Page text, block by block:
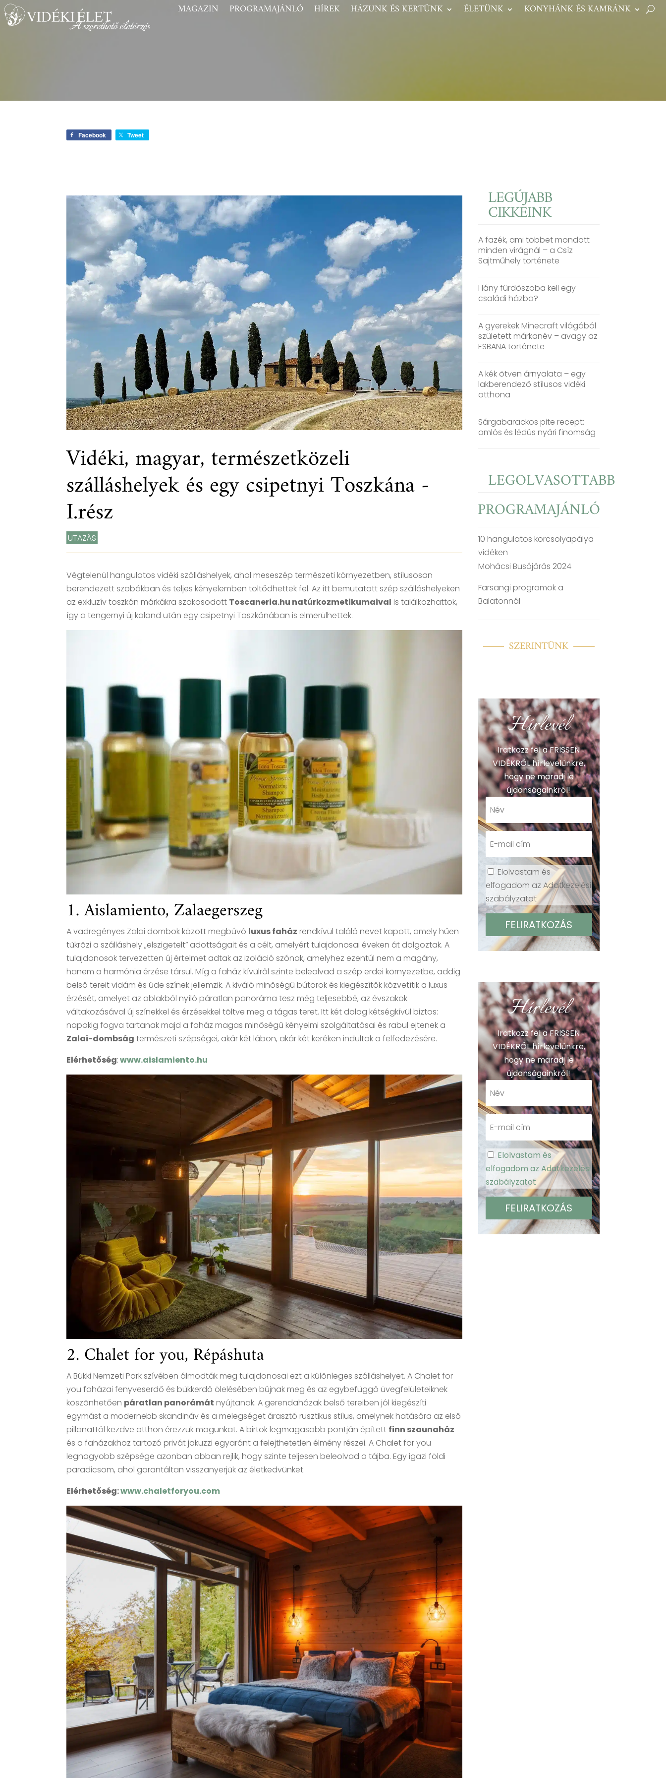
MAGAZIN PROGRAMAJÁNLÓ HÍREK HÁZUNK ÉS KERTÜNK ÉLETÜNK KONYHÁNK ÉS KAMRÁNK
Facebook Tweet
Vidéki, magyar, természetközeli
szálláshelyek és egy csipetnyi Toszkána -
I.rész
UTAZÁS
Végtelenül hangulatos vidéki szálláshelyek, ahol meseszép természeti környezetben, stílusosan
berendezett szobákban és teljes kényelemben töltődhettek fel. Az itt bemutatott szép szálláshelyeken
az exkluzív toszkán márkákra szakosodott Toscaneria.hu natúrkozmetikumaival is találkozhattok,
így a tengernyi új kaland után egy csipetnyi Toszkánában is elmerülhettek.
1. Aislamiento, Zalaegerszeg
A vadregényes Zalai dombok között megbúvó luxus faház rendkívül találó nevet kapott, amely hűen
tükrözi a szálláshely „elszigetelt” adottságait és a célt, amelyért tulajdonosai éveken át dolgoztak. A
tulajdonosok tervezetten új értelmet adtak az izoláció szónak, amelyhez ezentúl nem a magány,
hanem a harmónia érzése társul. Míg a faház kívülről szinte beleolvad a szép erdei környezetbe, addig
belső tereit vidám és üde színek jellemzik. A kiváló minőségű bútorok és kiegészítők közvetítik a luxus
érzését, amelyet az ablakból nyíló páratlan panoráma tesz még teljesebbé, az évszakok
váltakozásával új színekkel és érzésekkel töltve meg a tágas teret. Itt két dolog kétségkívül biztos:
napokig fogva tartanak majd a faház magas minőségű kényelmi szolgáltatásai és rabul ejtenek a
Zalai-dombság természeti szépségei, akár két lábon, akár két keréken indultok a felfedezésére.
Elérhetőség:www.aislamiento.hu
2. Chalet for you, Répáshuta
A Bükki Nemzeti Park szívében álmodták meg tulajdonosai ezt a különleges szálláshelyet. A Chalet for
you faházai fenyveserdő és bükkerdő ölelésében bújnak meg és az egybefüggő üvegfelületeiknek
köszönhetően páratlan panorámát nyújtanak. A gerendaházak belső tereiben jól kiegészíti
egymást a modernebb skandináv és a melegséget árasztó rusztikus stílus, amelynek hatására az első
pillanattól kezdve otthon érezzük magunkat. A birtok legmagasabb pontján épített finn szaunaház
és a faházakhoz tartozó privát jakuzzi egyaránt a felejthetetlen élmény részei. A Chalet for you
legnagyobb szépsége azonban abban rejlik, hogy szinte teljesen beleolvad a tájba. Egy igazi földi
paradicsom, ahol garantáltan visszanyerjük az életkedvünket.
Elérhetőség:www.chaletforyou.com
LEGÚJABB
CIKKEINK
A fazék, ami többet mondott
minden virágnál – a Csíz
Sajtműhely története
Hány fürdőszoba kell egy
családi házba?
A gyerekek Minecraft világából
született márkanév – avagy az
ESBANA története
A kék ötven árnyalata – egy
lakberendező stílusos vidéki
otthona
Sárgabarackos pite recept:
omlós és lédús nyári finomság
LEGOLVASOTTABB
PROGRAMAJÁNLÓ
10 hangulatos korcsolyapálya
vidéken
Mohácsi Busójárás 2024
Farsangi programok a
Balatonnál
SZERINTÜNK
Hírlevél
Iratkozz fel a FRISSEN
VIDÉKRŐL hírlevelünkre,
hogy ne maradj le
újdonságainkról!
Elolvastam és
elfogadom az Adatkezelési
szabályzatot
Hírlevél
Iratkozz fel a FRISSEN
VIDÉKRŐL hírlevelünkre,
hogy ne maradj le
újdonságainkról!
Elolvastam és
elfogadom az Adatkezelési
szabályzatot